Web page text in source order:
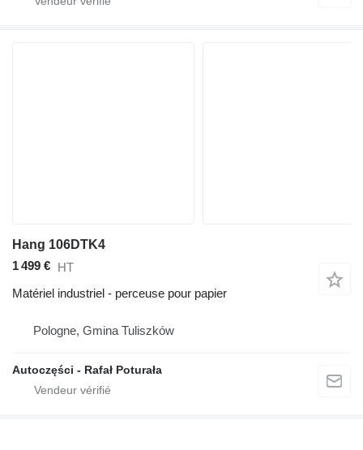
Hang 106DTK4
1 499 € HT
Matériel industriel - perceuse pour papier
Pologne, Gmina Tuliszków
Autoczęści - Rafał Poturała